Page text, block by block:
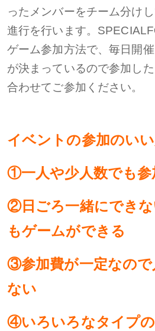
ったメンバーをチーム分け
進行を行います。
ゲーム参加方法で、毎日開催
が決まっているので参加し
合わせてご参加ください。
イベントの参加のい
①一人や少人数でも参
②日ごろ一緒にできな
もゲームができる
③参加費が一定なので
ない
④いろいろなタイプ